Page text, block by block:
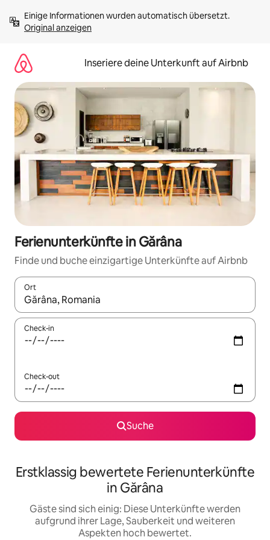
Inhalten
springenOriginal anzeigen
Inseriere deine Unterkunft auf Airbnb
Ferienunterkünfte in Gărâna
Finde und buche einzigartige Unterkünfte auf Airbnb
Ort
Wenn Ergebnisse verfügbar sind, navigiere mit den
Check-in
Check-out
Suche
Erstklassig bewertete Ferienunterkünfte
in Gărâna
Gäste sind sich einig: Diese Unterkünfte werden
aufgrund ihrer Lage, Sauberkeit und weiteren
Aspekten hoch bewertet.